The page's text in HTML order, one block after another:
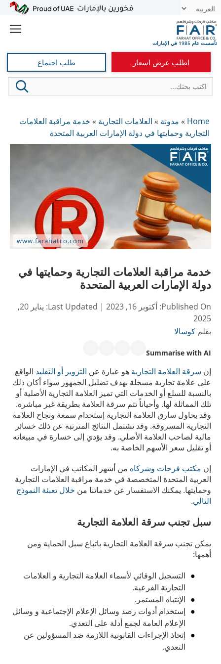
انتقل
المحتوى
اطلب عرض اسعار طلب اجتماع
Home
» مدونة » العلامات التجارية » خدمة مراقبة العلامات
التجارية وحمايتها في دولة الإمارات العربية المتحدة
خدمة مراقبة العلامات التجارية وحمايتها في
دولة الإمارات العربية المتحدة
Published On: أكتوبر 16, 2023 | Last Updated:
يناير 20,
2025
بقلم كوسالا
Summarise with AI
إن سرقة العلامة التجارية هو عبارة عن التزوير أو التقليد الواقع
على علامة تجارية مسجلة بهدف تضليل الجمهور سواء أكان ذلك
بالنسبة للسلع أو الخدمات التي تميز العلامة التجارية الأصلية أو
تلك المماثلة لها. وأحياناً تتم سرقة العلامة بطريقة غير مباشرة.
وقد يحاول سارق العلامة التجارية إستخدام سمعة ونجاح العلامة
التجارية المسروقة. وقد تشتمل النتائج المترتبة عن ﺫلك خسائر
مالية لصاحب العلامة الأصلي. وقد يؤدي إلى خسارة في مبيعاته
أو تقليل سعر الأسهم الخاصة به.
إن مكتب فرحات وشركاه من أشهر المكاتب في الإمارات
العربية المتحدة المتخصصة في خدمة مراقبة العلامات التجارية
وحمايتها. يمكنك الاستفسار عن خدماتنا من خلال تعبئة النموذج
التالي.
سبل تجنب سرقة العلامة التجارية
يمكن تجنب سرقة العلامة التجارية باتباع سبل الحماية ومن
أهمها:
التسجيل الوقائي لأسماء العلامة التجارية و العلامات
التجارية الفرعية.
الإنتباه المستمر.
إستخدام أدوات رصد وسائل الإعلام الإجتماعية و وسائل
الإعلام العامة لجمع أدلة على التعدي.
إتخاذ الإجراءات القانونية اللازمة ضد المسؤولين عن
التعدي.